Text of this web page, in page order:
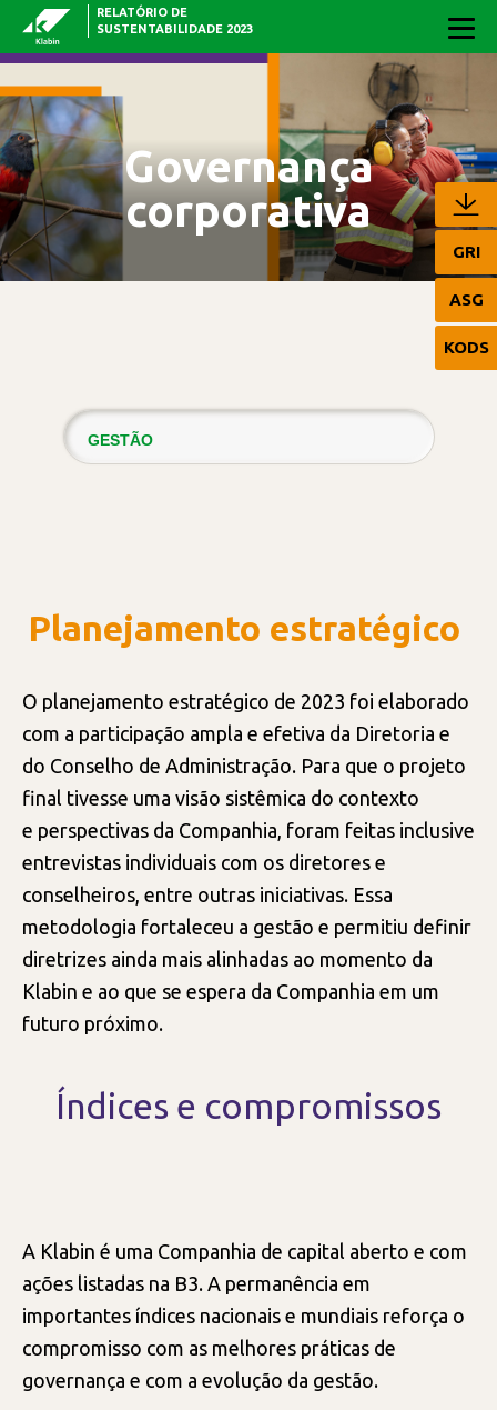
Pular para o Conteúdo principal
RELATÓRIO DE
SUSTENTABILIDADE 2023
Governança
corporativa
GRI
ASG
KODS
GESTÃO
RISCOS E CONTROLES INTERNOS
INTEGRIDADE
TECNOLOGIA DA INFORMAÇÃO
Planejamento estratégico
O planejamento estratégico de 2023 foi elaborado
com a participação ampla e efetiva da Diretoria e
do Conselho de Administração. Para que o projeto
final tivesse uma visão sistêmica do contexto
e perspectivas da Companhia, foram feitas inclusive
entrevistas individuais com os diretores e
conselheiros, entre outras iniciativas. Essa
metodologia fortaleceu a gestão e permitiu definir
diretrizes ainda mais alinhadas ao momento da
Klabin e ao que se espera da Companhia em um
futuro próximo.
Índices e compromissos
A Klabin é uma Companhia de capital aberto e com
ações listadas na B3. A permanência em
importantes índices nacionais e mundiais reforça o
compromisso com as melhores práticas de
governança e com a evolução da gestão.